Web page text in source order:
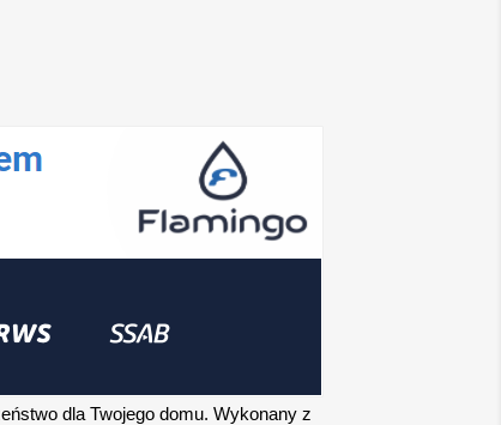
dla Twojego domu. Wykonany z